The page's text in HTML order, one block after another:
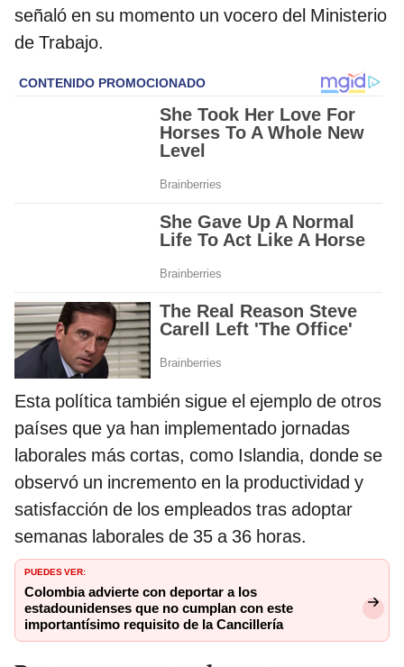
señaló en su momento un vocero del Ministerio
de Trabajo.
Esta política también sigue el ejemplo de otros
países que ya han implementado jornadas
laborales más cortas, como Islandia, donde se
observó un incremento en la productividad y
satisfacción de los empleados tras adoptar
semanas laborales de 35 a 36 horas.
PUEDES VER:
Colombia advierte con deportar a los
estadounidenses que no cumplan con este
importantísimo requisito de la Cancillería